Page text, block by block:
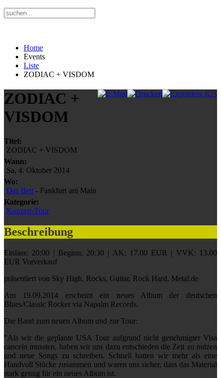
Home
Events
Liste
ZODIAC + VISDOM
ZODIAC +
VISDOM
Titel:
ZODIAC + VISDOM
Wann:
Sa, 4. Oktober 2014
Wo:
Das Bett - Fankfurt am Main
Kategorie:
Konzert-Tour
Beschreibung
Einlass: 20:00 | Beginn: 20:30 | AK: 17.00 EUR | VVK: 13.00
EUR Vorverkauf
präsentiert von Sky High, Rocks, Guitar, Rock Hard, Metal.de
Am 19.09.2014 erscheint ein neues Album der deutschen
Blues/Classic Rocker via Napalm Records.
Die Band zum neuen Album und zur Tour:
"Als wir die geplante USA Tour aufgrund nicht genehmigter Visa
canceln mussten, haben wir uns dazu entschieden die Zeit zu nutzen
und neue Songs zu schreiben. Schnell hatten wir mehr als eine
Handvoll Stücke zusammen und waren uns sicher, dass das Material
stark genug für ein neues Album ist.